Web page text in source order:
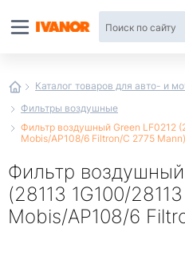
Каталог товаров для авто- и
Фильтры воздушные
Фильтр воздушный Green LF0212
Mobis/AP108/6 Filtron/C 2775 Mann)
Фильтр
(28113 1G100/
Mobis/AP108/6
интернет-